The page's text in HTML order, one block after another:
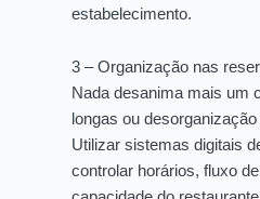
estabelecimento.
3 – Organização nas
Nada desanima mais um
longas ou
Utilizar sistemas digitais
controlar horários, fluxo